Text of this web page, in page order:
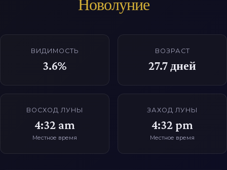
Новолуние
ВИДИМОСТЬ
3.6%
ВОЗРАСТ
27.7 дней
ВОСХОД ЛУНЫ
4:32 am
Местное время
ЗАХОД ЛУНЫ
4:32 pm
Местное время